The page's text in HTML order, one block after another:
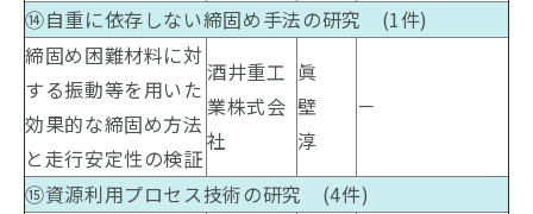
⑭自重に依存しない締固め手法の研究 (1件)
締固め困難材料に対
する振動等を用いた
効果的な締固め方法
と走行安定性の検証
酒井重工
業株式会
社
眞
壁
淳
－
⑮資源利用プロセス技術の研究 (4件)